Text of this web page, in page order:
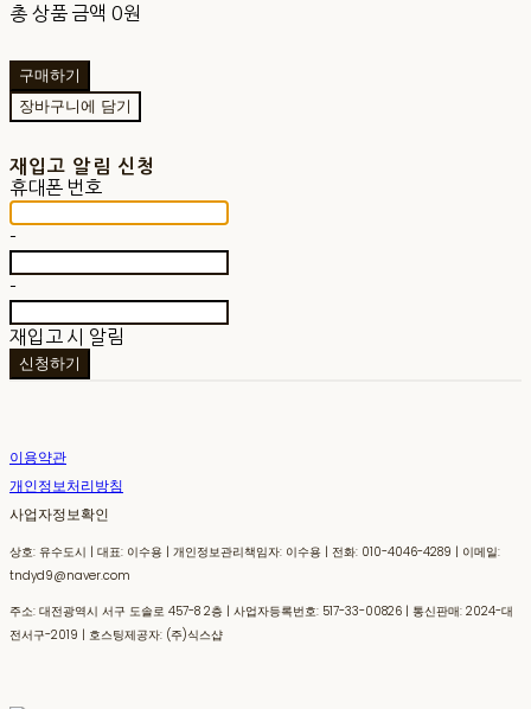
총 상품 금액 0원
구매하기
장바구니에 담기
재입고 알림 신청
휴대폰 번호
-
-
재입고 시 알림
신청하기
이용약관
개인정보처리방침
사업자정보확인
상호: 유수도시 | 대표: 이수용 | 개인정보관리책임자: 이수용 | 전화: 010-4046-4289 | 이메일:
tndyd9@naver.com
주소: 대전광역시 서구 도솔로 457-8 2층 | 사업자등록번호: 517-33-00826 | 통신판매: 2024-대
전서구-2019 | 호스팅제공자: (주)식스샵